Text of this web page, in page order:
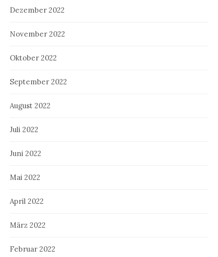
Dezember 2022
November 2022
Oktober 2022
September 2022
August 2022
Juli 2022
Juni 2022
Mai 2022
April 2022
März 2022
Februar 2022